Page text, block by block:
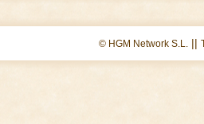
© HGM Network S.L. ||